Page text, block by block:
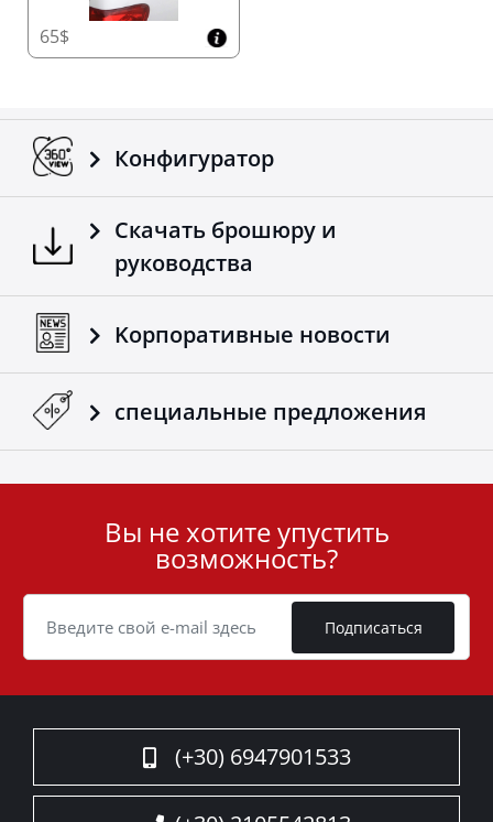
65$
Конфигуратор
Скачать брошюру и
руководства
Kорпоративные новости
специальные предложения
Cookie
Вы не хотите упустить
возможность?
Подписаться
(+30) 6947901533